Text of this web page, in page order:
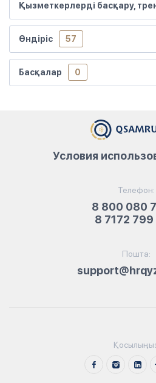
Қызметкерлерді басқару,
Өндіріс 57
Басқалар 0
Телефон:
8 800 080
8 7172
Пошта:
Условия